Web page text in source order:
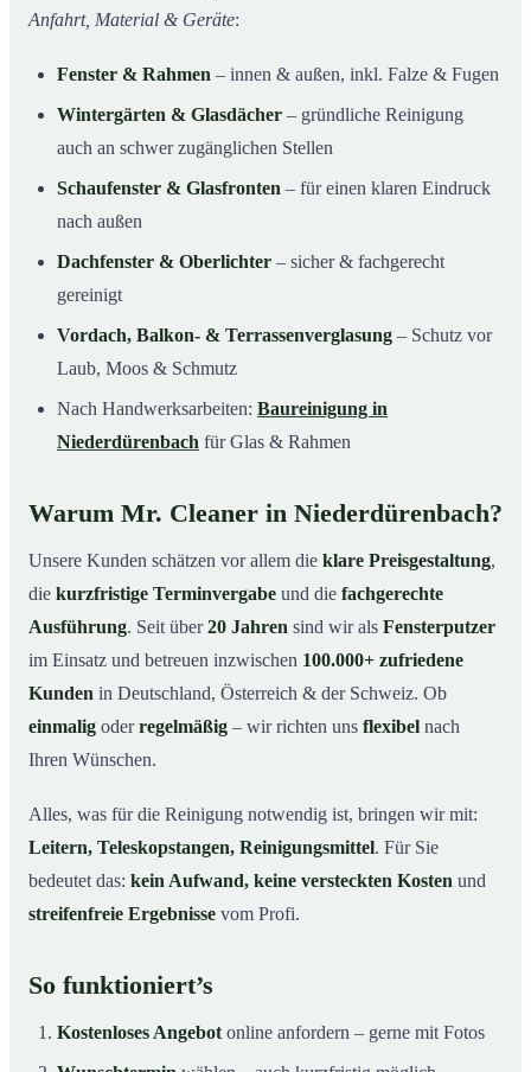
Anfahrt, Material & Geräte:
Fenster & Rahmen – innen & außen, inkl. Falze & Fugen
Wintergärten & Glasdächer – gründliche Reinigung
auch an schwer zugänglichen Stellen
Schaufenster & Glasfronten – für einen klaren Eindruck
nach außen
Dachfenster & Oberlichter – sicher & fachgerecht
gereinigt
Vordach, Balkon- & Terrassenverglasung – Schutz vor
Laub, Moos & Schmutz
Nach Handwerksarbeiten: Baureinigung in
Niederdürenbach für Glas & Rahmen
Warum Mr. Cleaner in Niederdürenbach?
Unsere Kunden schätzen vor allem die klare Preisgestaltung,
die kurzfristige Terminvergabe und die fachgerechte
Ausführung. Seit über20 Jahren sind wir als Fensterputzer
im Einsatz und betreuen inzwischen 100.000+ zufriedene
Kunden in Deutschland, Österreich & der Schweiz. Ob
einmalig oderregelmäßig – wir richten uns flexibel nach
Ihren Wünschen.
Alles, was für die Reinigung notwendig ist, bringen wir mit:
Leitern, Teleskopstangen, Reinigungsmittel. Für Sie
bedeutet das: kein Aufwand, keine versteckten Kosten und
streifenfreie Ergebnisse vom Profi.
So funktioniert’s
Kostenloses Angebot online anfordern – gerne mit Fotos